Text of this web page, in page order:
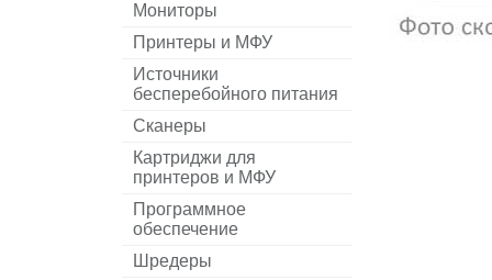
Мониторы
Принтеры и МФУ
Источники
бесперебойного питания
Сканеры
Картриджи для
принтеров и МФУ
Программное
обеспечение
Шредеры